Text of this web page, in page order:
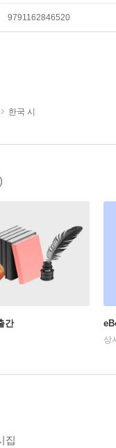
9791162846520
한국 시
간
상
집